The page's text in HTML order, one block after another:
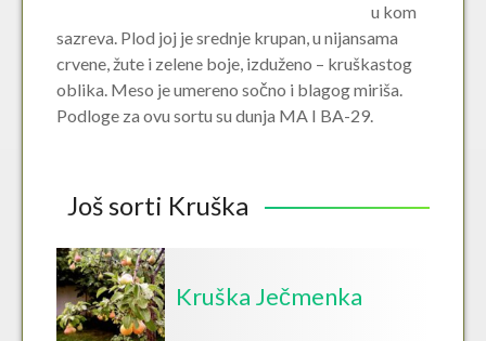
u kom
sazreva. Plod joj je srednje krupan, u nijansama
crvene, žute i zelene boje, izduženo – kruškastog
oblika. Meso je umereno sočno i blagog miriša.
Podloge za ovu sortu su dunja MA I BA-29.
Još sorti Kruška
Kruška Ječmenka